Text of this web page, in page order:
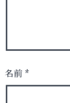
名前 *